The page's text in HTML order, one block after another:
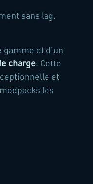
sans lag.
gamme et d'un
charge. Cette
et
les